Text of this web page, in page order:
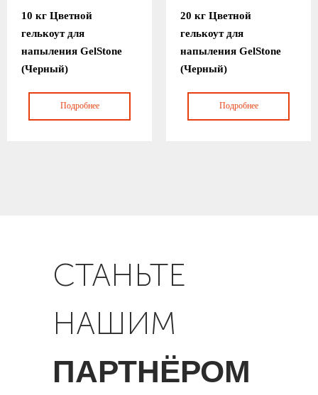
10 кг Цветной
гелькоут для
напыления GelStone
(Черный)
Подробнее
20 кг Цветной
гелькоут для
напыления GelStone
(Черный)
Подробнее
СТАНЬТЕ
НАШИМ
ПАРТНЁРОМ